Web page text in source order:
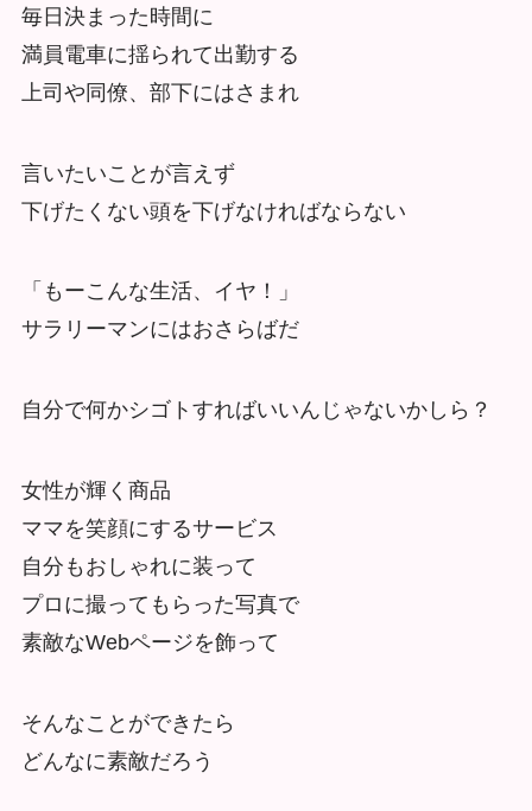
毎日決まった時間に
満員電車に揺られて出勤する
上司や同僚、部下にはさまれ
言いたいことが言えず
下げたくない頭を下げなければならない
「もーこんな生活、イヤ！」
サラリーマンにはおさらばだ
自分で何かシゴトすればいいんじゃないかしら？
女性が輝く商品
ママを笑顔にするサービス
自分もおしゃれに装って
プロに撮ってもらった写真で
素敵なWebページを飾って
そんなことができたら
どんなに素敵だろう